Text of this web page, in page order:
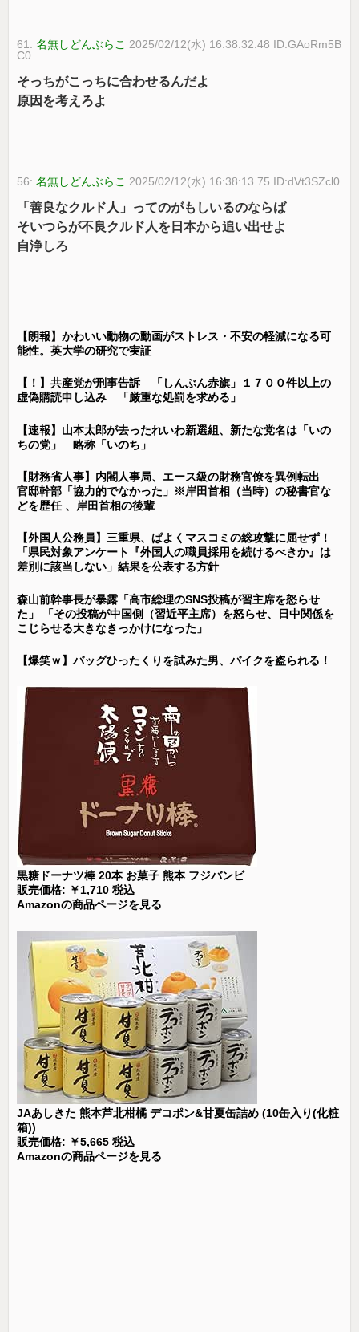
61:名無しどんぶらこ 2025/02/12(水) 16:38:32.48 ID:GAoRm5B
C0
そっちがこっちに合わせるんだよ
原因を考えろよ
56:名無しどんぶらこ 2025/02/12(水) 16:38:13.75 ID:dVt3SZcl0
「善良なクルド人」ってのがもしいるのならば
そいつらが不良クルド人を日本から追い出せよ
自浄しろ
【朗報】かわいい動物の動画がストレス・不安の軽減になる可
能性。英大学の研究で実証
【！】共産党が刑事告訴 「しんぶん赤旗」１７００件以上の
虚偽購読申し込み 「厳重な処罰を求める」
【速報】山本太郎が去ったれいわ新選組、新たな党名は「いの
ちの党」 略称「いのち」
【財務省人事】内閣人事局、エース級の財務官僚を異例転出
官邸幹部「協力的でなかった」※岸田首相（当時）の秘書官な
どを歴任 、岸田首相の後輩
【外国人公務員】三重県、ぱよくマスコミの総攻撃に屈せず！
「県民対象アンケート『外国人の職員採用を続けるべきか』は
差別に該当しない」結果を公表する方針
森山前幹事長が暴露「高市総理のSNS投稿が習主席を怒らせ
た」 「その投稿が中国側（習近平主席）を怒らせ、日中関係を
こじらせる大きなきっかけになった」
【爆笑ｗ】バッグひったくりを試みた男、バイクを盗られる！
黒糖ドーナツ棒 20本 お菓子 熊本 フジバンビ
販売価格: ￥1,710 税込
Amazonの商品ページを見る
JAあしきた 熊本芦北柑橘 デコポン&甘夏缶詰め (10缶入り(化粧
箱))
販売価格: ￥5,665 税込
Amazonの商品ページを見る